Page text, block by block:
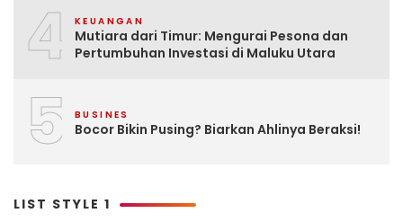
4 KEUANGAN
Mutiara dari Timur: Mengurai Pesona dan
Pertumbuhan Investasi di Maluku Utara
5 BUSINES
Bocor Bikin Pusing? Biarkan Ahlinya Beraksi!
LIST STYLE 1